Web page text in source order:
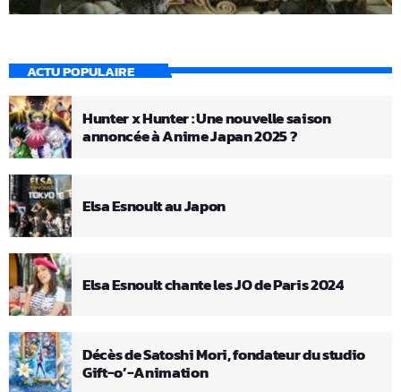
ACTU POPULAIRE
Hunter x Hunter : Une nouvelle saison
annoncée à Anime Japan 2025 ?
Elsa Esnoult au Japon
Elsa Esnoult chante les JO de Paris 2024
Décès de Satoshi Mori, fondateur du studio
Gift-o’-Animation